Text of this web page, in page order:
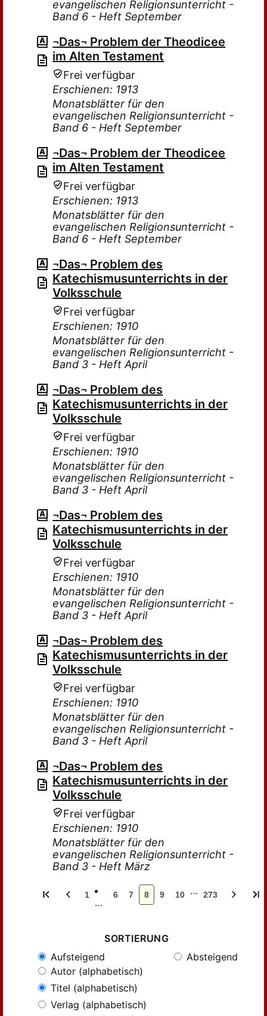
evangelischen Religionsunterricht -
Band 6 - Heft September
¬Das¬ Problem der Theodicee
im Alten Testament
Frei verfügbar
Erschienen: 1913
Monatsblätter für den
evangelischen Religionsunterricht -
Band 6 - Heft September
¬Das¬ Problem der Theodicee
im Alten Testament
Frei verfügbar
Erschienen: 1913
Monatsblätter für den
evangelischen Religionsunterricht -
Band 6 - Heft September
¬Das¬ Problem des
Katechismusunterrichts in der
Volksschule
Frei verfügbar
Erschienen: 1910
Monatsblätter für den
evangelischen Religionsunterricht -
Band 3 - Heft April
¬Das¬ Problem des
Katechismusunterrichts in der
Volksschule
Frei verfügbar
Erschienen: 1910
Monatsblätter für den
evangelischen Religionsunterricht -
Band 3 - Heft April
¬Das¬ Problem des
Katechismusunterrichts in der
Volksschule
Frei verfügbar
Erschienen: 1910
Monatsblätter für den
evangelischen Religionsunterricht -
Band 3 - Heft April
¬Das¬ Problem des
Katechismusunterrichts in der
Volksschule
Frei verfügbar
Erschienen: 1910
Monatsblätter für den
evangelischen Religionsunterricht -
Band 3 - Heft April
¬Das¬ Problem des
Katechismusunterrichts in der
Volksschule
Frei verfügbar
Erschienen: 1910
Monatsblätter für den
evangelischen Religionsunterricht -
Band 3 - Heft März
1
…
6 7 8 9 10 … 273
SORTIERUNG
Aufsteigend
Absteigend
Autor (alphabetisch)
Titel (alphabetisch)
Verlag (alphabetisch)